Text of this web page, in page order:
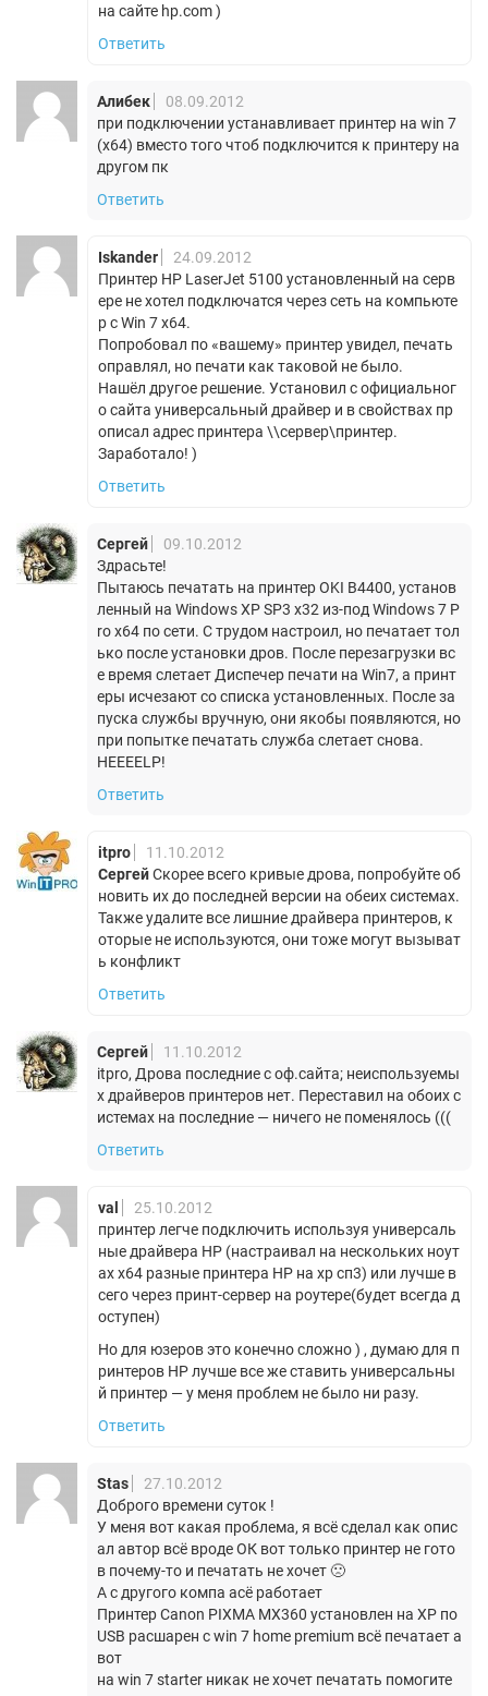
на сайте hp.com )
Ответить
Алибек
08.09.2012
при подключении устанавливает принтер на win 7
(x64) вместо того чтоб подключится к принтеру на
другом пк
Ответить
Iskander
24.09.2012
Принтер HP LaserJet 5100 установленный на серв
ере не хотел подключатся через сеть на компьюте
р с Win 7 x64.
Попробовал по «вашему» принтер увидел, печать
оправлял, но печати как таковой не было.
Нашёл другое решение. Установил с официальног
о сайта универсальный драйвер и в свойствах пр
описал адрес принтера \\сервер\принтер.
Заработало! )
Ответить
Сергей
09.10.2012
Здрасьте!
Пытаюсь печатать на принтер OKI B4400, установ
ленный на Windows XP SP3 x32 из-под Windows 7 P
ro x64 по сети. С трудом настроил, но печатает тол
ько после установки дров. После перезагрузки вс
е время слетает Диспечер печати на Win7, а принт
еры исчезают со списка установленных. После за
пуска службы вручную, они якобы появляются, но
при попытке печатать служба слетает снова.
HEEEELP!
Ответить
itpro
11.10.2012
СергейСкорее всего кривые дрова, попробуйте об
новить их до последней версии на обеих системах.
Также удалите все лишние драйвера принтеров, к
оторые не используются, они тоже могут вызыват
ь конфликт
Ответить
Сергей
11.10.2012
itpro, Дрова последние с оф.сайта; неиспользуемы
х драйверов принтеров нет. Переставил на обоих с
истемах на последние — ничего не поменялось (((
Ответить
val
25.10.2012
принтер легче подключить используя универсаль
ные драйвера НР (настраивал на нескольких ноут
ах х64 разные принтера НР на хр сп3) или лучше в
сего через принт-сервер на роутере(будет всегда д
оступен)
Но для юзеров это конечно сложно ) , думаю для п
ринтеров НР лучше все же ставить универсальны
й принтер — у меня проблем не было ни разу.
Ответить
Stas
27.10.2012
Доброго времени суток !
У меня вот какая проблема, я всё сделал как опис
ал автор всё вроде ОК вот только принтер не гото
в почему-то и печатать не хочет 🙁
А с другого компа асё работает
Принтер Canon PIXMA MX360 установлен на ХР по
USB расшарен с win 7 home premium всё печатает а
вот
на win 7 starter никак не хочет печатать помогите